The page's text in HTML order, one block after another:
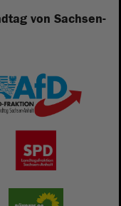
von Sachsen-